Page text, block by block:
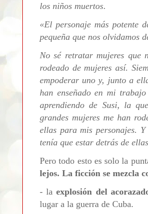
los niños muertos.
«El personaje más potente
pequeña que nos olvidamos
No sé retratar mujeres que
rodeado de mujeres así.
empoderar uno y, junto a
han enseñado en mi
aprendiendo de Susi, la
grandes mujeres me han
ellas para mis personajes.
tenía que estar detrás de
Pero todo esto es solo la
lejos. La ficción se mezcla
- laexplosión del
lugar a la guerra de Cuba.